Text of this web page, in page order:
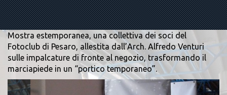
Mostra estemporanea, una collettiva dei soci del
Fotoclub di Pesaro, allestita dall’Arch. Alfredo Venturi
sulle impalcature di fronte al negozio, trasformando il
marciapiede in un “portico temporaneo”.